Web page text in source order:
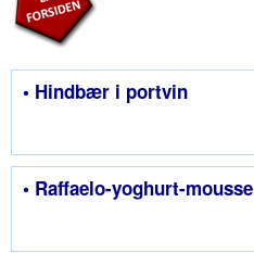
• Hindbær i portvin
• Raffaelo-yoghurt-mousse